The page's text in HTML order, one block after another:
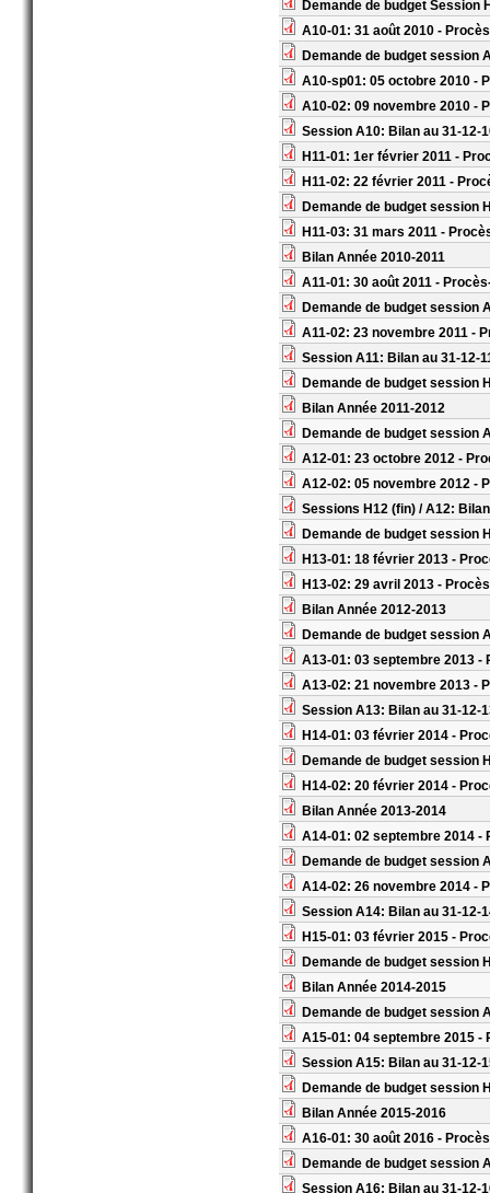
Demande de budget Session
A10-01: 31 août 2010 -
Demande de budget session
A10-sp01: 05 octobre 2010 -
A10-02: 09 novembre 2010 -
Session A10: Bilan au 31-12-
H11-01: 1er février 2011 -
H11-02: 22 février 2011 -
Demande de budget session
H11-03: 31 mars 2011 -
Bilan Année 2010-2011
A11-01: 30 août 2011 -
Demande de budget session
A11-02: 23 novembre 2011 -
Session A11: Bilan au 31-12-
Demande de budget session
Bilan Année 2011-2012
Demande de budget session
A12-01: 23 octobre 2012 -
A12-02: 05 novembre 2012 -
Sessions H12 (fin) / A12:
Demande de budget session
H13-01: 18 février 2013 -
H13-02: 29 avril 2013 -
Bilan Année 2012-2013
Demande de budget session
A13-01: 03 septembre 2013 -
A13-02: 21 novembre 2013 -
Session A13: Bilan au 31-12-
H14-01: 03 février 2014 -
Demande de budget session
H14-02: 20 février 2014 -
Bilan Année 2013-2014
A14-01: 02 septembre 2014 -
Demande de budget session
A14-02: 26 novembre 2014 -
Session A14: Bilan au 31-12-
H15-01: 03 février 2015 -
Demande de budget session
Bilan Année 2014-2015
Demande de budget session
A15-01: 04 septembre 2015 -
Session A15: Bilan au 31-12-
Demande de budget session
Bilan Année 2015-2016
A16-01: 30 août 2016 -
Demande de budget session
Session A16: Bilan au 31-12-